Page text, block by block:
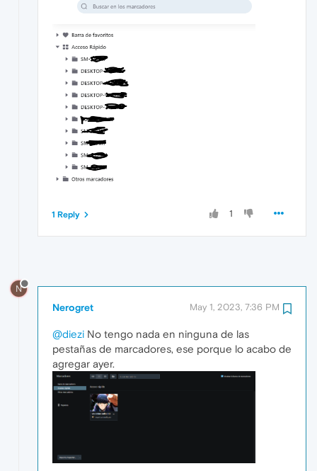
1
1 Reply
N
Nerogret May 1, 2023, 7:36 PM
@diezi No tengo nada en ninguna de las
pestañas de marcadores, ese porque lo acabo de
agregar ayer.